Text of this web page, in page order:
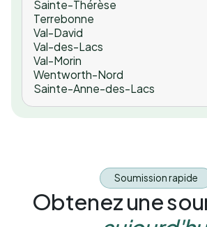
Sainte-Thérèse
Terrebonne
Val-David
Val-des-Lacs
Val-Morin
Wentworth-Nord
Sainte-Anne-des-Lacs
Soumission rapide
Obtenez une